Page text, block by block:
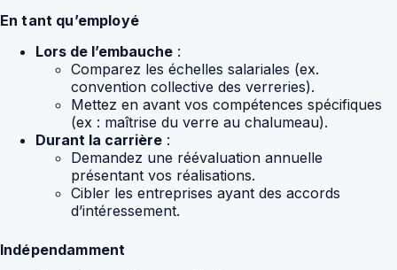
En tant qu’employé
Lors de l’embauche :
Comparez les échelles salariales (ex.
convention collective des verreries).
Mettez en avant vos compétences spécifiques
(ex : maîtrise du verre au chalumeau).
Durant la carrière :
Demandez une réévaluation annuelle
présentant vos réalisations.
Cibler les entreprises ayant des accords
d’intéressement.
Indépendamment